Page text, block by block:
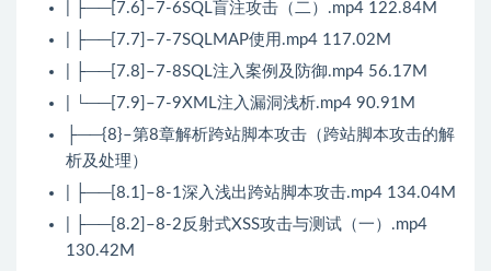
| ├──[7.6]–7-6SQL盲注攻击（二）.mp4 122.84M
| ├──[7.7]–7-7SQLMAP使用.mp4 117.02M
| ├──[7.8]–7-8SQL注入案例及防御.mp4 56.17M
| └──[7.9]–7-9XML注入漏洞浅析.mp4 90.91M
├──{8}–第8章解析跨站脚本攻击（跨站脚本攻击的解
析及处理）
| ├──[8.1]–8-1深入浅出跨站脚本攻击.mp4 134.04M
| ├──[8.2]–8-2反射式XSS攻击与测试（一）.mp4
130.42M